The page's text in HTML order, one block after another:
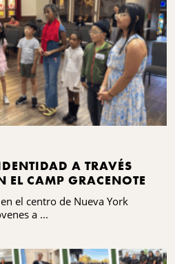
A TRAVÉS
EL CAMP GRACENOTE
el centro de Nueva York
a ...